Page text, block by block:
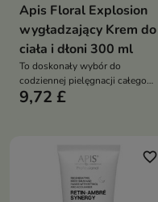
Apis Floral Explosion
wygładzający Krem do
ciała i dłoni 300 ml
To doskonały wybór do
codziennej pielęgnacji całego
ciała i dłoni dla osób, które cenią
9,72 £
favorite_border